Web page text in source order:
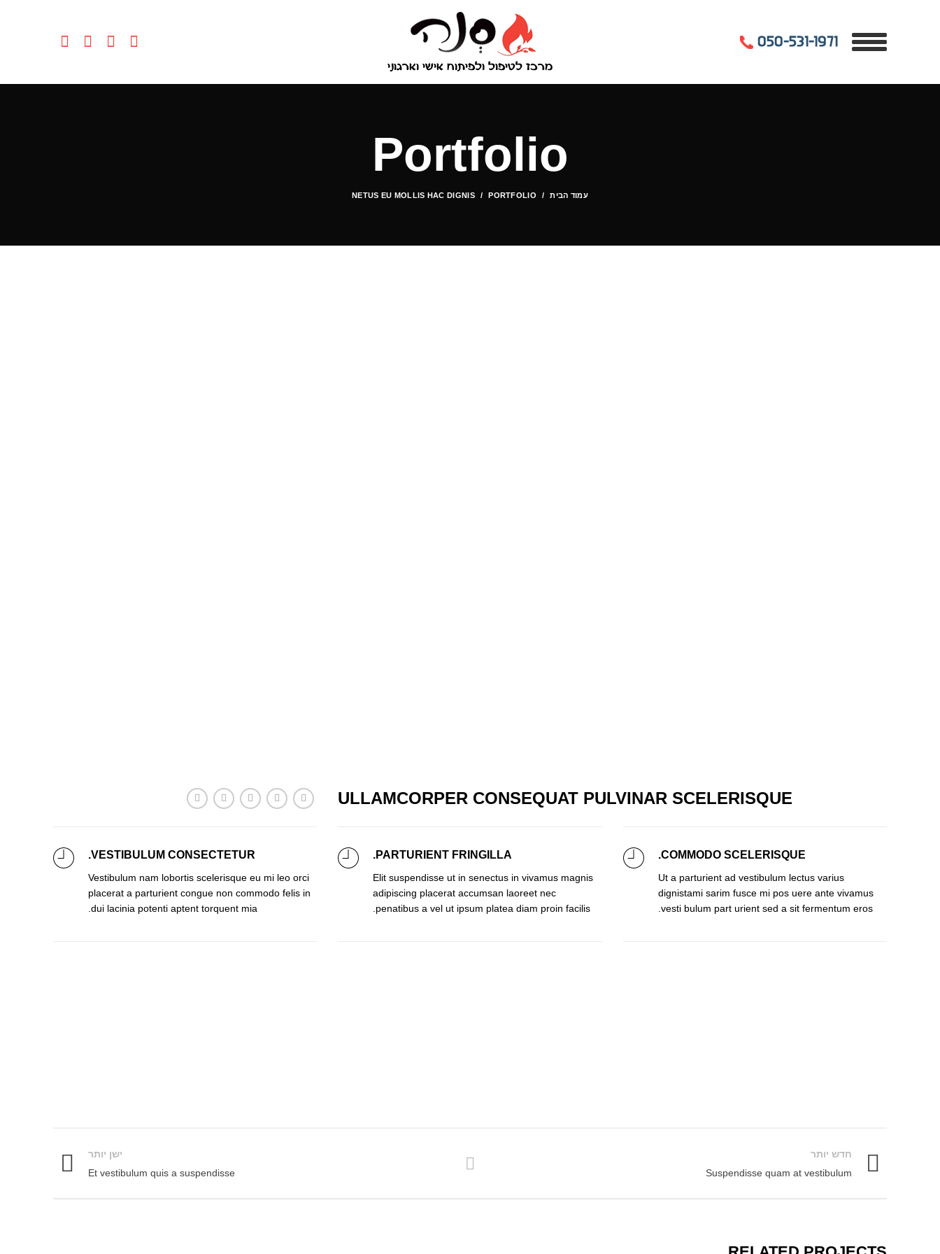
Portfolio
עמוד הבית PORTFOLIO
NETUS EU MOLLIS HAC DIGNIS
ULLAMCORPER CONSEQUAT PULVINAR SCELERISQUE
COMMODO SCELERISQUE.
Ut a parturient ad vestibulum lectus varius
dignistami sarim fusce mi pos uere ante vivamus
vesti bulum part urient sed a sit fermentum eros.
PARTURIENT FRINGILLA.
Elit suspendisse ut in senectus in vivamus magnis
adipiscing placerat accumsan laoreet nec
penatibus a vel ut ipsum platea diam proin facilis.
VESTIBULUM CONSECTETUR.
Vestibulum nam lobortis scelerisque eu mi leo orci
placerat a parturient congue non commodo felis in
dui lacinia potenti aptent torquent mia.
חדש יותר
Suspendisse quam at vestibulum
ישן יותר
Et vestibulum quis a suspendisse